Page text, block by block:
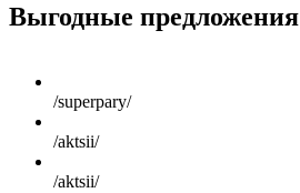
Выгодные предложения
/superpary/
/aktsii/
/aktsii/